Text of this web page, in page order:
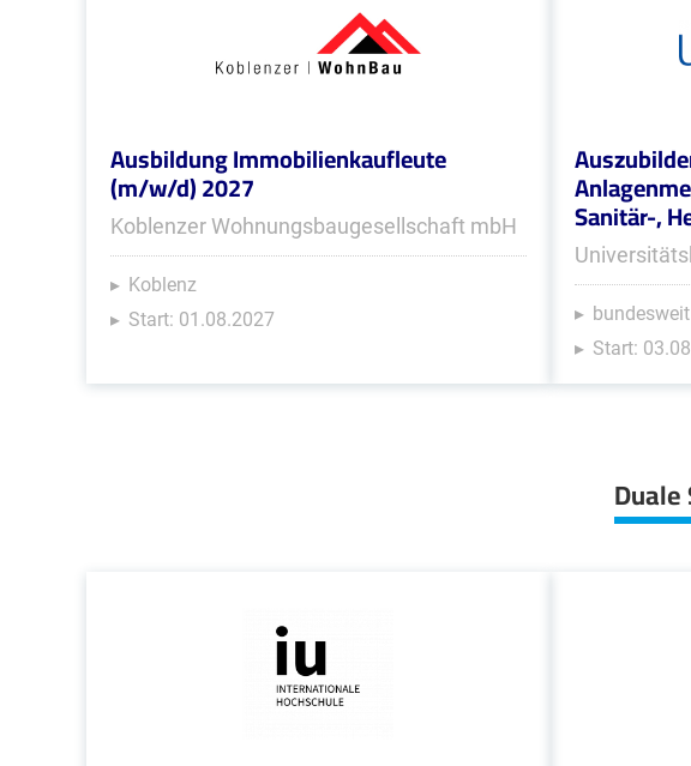
Ausbildung Immobilienkaufleute
(m/w/d) 2027
Koblenzer Wohnungsbaugesellschaft mbH
Koblenz
Start: 01.08.2027
Sanitär-,
bundesweit
Start: